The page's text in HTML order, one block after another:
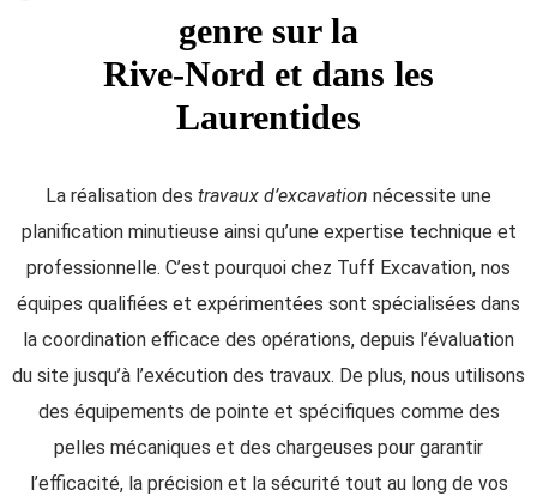
genre sur la
Rive-Nord et dans les
Laurentides
La réalisation des travaux d’excavation nécessite une
planification minutieuse ainsi qu’une expertise technique et
professionnelle. C’est pourquoi chez Tuff Excavation, nos
équipes qualifiées et expérimentées sont spécialisées dans
la coordination efficace des opérations, depuis l’évaluation
du site jusqu’à l’exécution des travaux. De plus, nous utilisons
des équipements de pointe et spécifiques comme des
pelles mécaniques et des chargeuses pour garantir
l’efficacité, la précision et la sécurité tout au long de vos